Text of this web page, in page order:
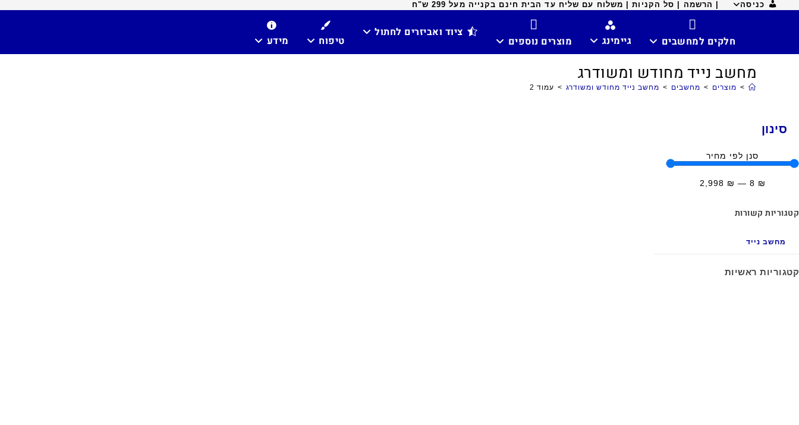
כניסה | הרשמה | סל הקניות | משלוח עם שליח עד הבית חינם בקנייה מעל 299 ש"ח
חלקים למחשבים גיימינג מוצרים נוספים
ציוד ואביזרים לחתול
טיפוח מידע
מחשב נייד מחודש ומשודרג
> מוצרים > מחשבים > מחשב נייד מחודש ומשודרג > עמוד 2
סינון
סנן לפי מחיר
₪
8
—
₪
2,998
קטגוריות קשורות
מחשב נייד
קטגוריות ראשיות